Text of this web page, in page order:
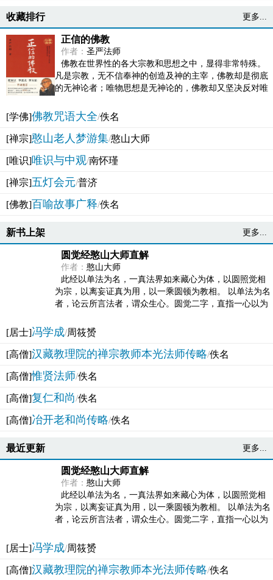
收藏排行 更多...
正信的佛教
作者： 圣严法师
佛教在世界性的各大宗教和思想之中，显得非常特殊。
凡是宗教，无不信奉神的创造及神的主宰，佛教却是彻底
的无神论者；唯物思想是无神论的，佛教却又坚决反对唯
[学佛]佛教咒语大全/佚名
[禅宗]憨山老人梦游集/憨山大师
[唯识]唯识与中观/南怀瑾
[禅宗]五灯会元/普济
[佛教]百喻故事广释/佚名
新书上架 更多...
圆觉经憨山大师直解
作者： 憨山大师
此经以单法为名，一真法界如来藏心为体，以圆照觉相
为宗，以离妄证真为用，以一乘圆顿为教相。 以单法为名
者，论云所言法者，谓众生心。圆觉二字，直指一心以为
[居士]冯学成/周筱赟
[高僧]汉藏教理院的禅宗教师本光法师传略/佚名
[高僧]惟贤法师/佚名
[高僧]复仁和尚/佚名
[高僧]冶开老和尚传略/佚名
最近更新 更多...
圆觉经憨山大师直解
作者： 憨山大师
此经以单法为名，一真法界如来藏心为体，以圆照觉相
为宗，以离妄证真为用，以一乘圆顿为教相。 以单法为名
者，论云所言法者，谓众生心。圆觉二字，直指一心以为
[居士]冯学成/周筱赟
[高僧]汉藏教理院的禅宗教师本光法师传略/佚名